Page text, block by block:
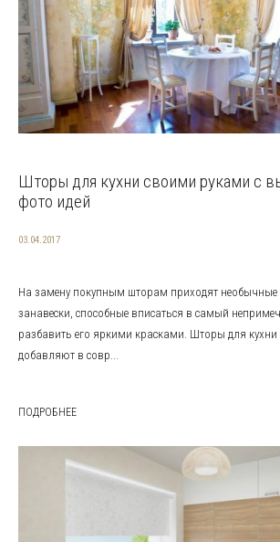
Шторы для кухни своими руками с
фото идей
03.04.2017
На замену покупным шторам приходят необычные
занавески, способные вписаться в самый
разбавить его яркими красками. Шторы для
добавляют в совр...
ПОДРОБНЕЕ